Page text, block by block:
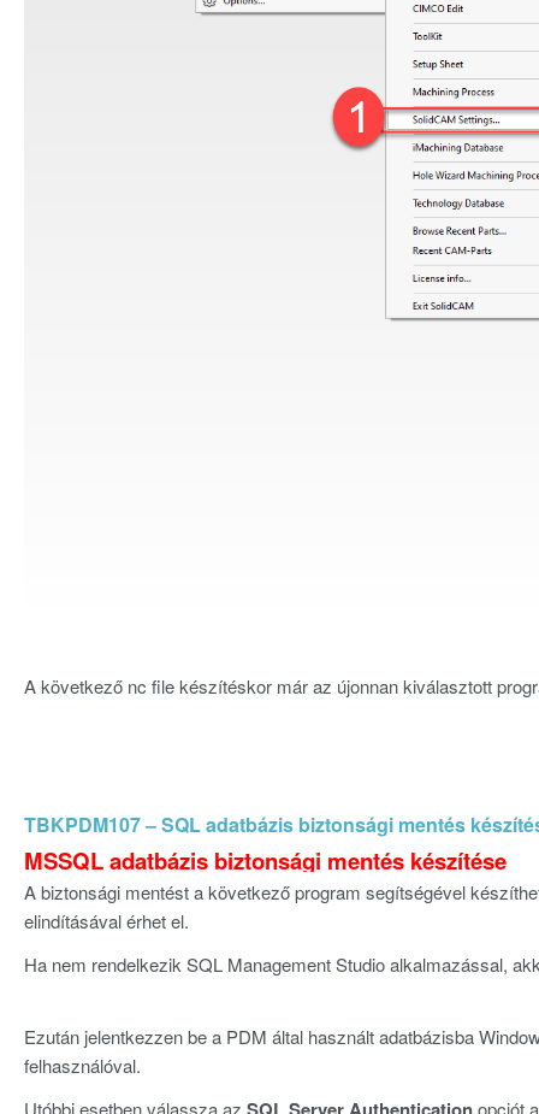
A következő nc file készítéskor már az újonnan kiválasztott
TBKPDM107 – SQL adatbázis biztonsági mentés
MSSQL adatbázis biztonsági mentés készítése
A biztonsági mentést a következő program segítségével
elindításával érhet el.
Ha nem rendelkezik SQL Management Studio alkalmazással,
Ezután jelentkezzen be a PDM által használt adatbázisba
felhasználóval.
Utóbbi esetben válassza az
opciót